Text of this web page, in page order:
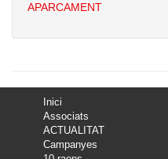
APARCAMENT
Inici
Associats
ACTUALITAT
Campanyes